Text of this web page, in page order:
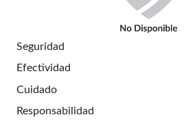
Seguridad
Efectividad
Cuidado
Responsabilidad